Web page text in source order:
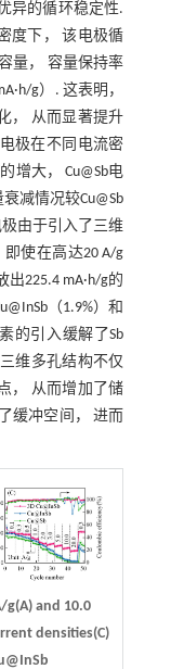
异的循环稳定性.
度下， 该电极循
量， 容量保持率
g）. 这表明，
， 从而显著提升
极在不同电流密
增大， Cu@Sb电
减情况较Cu@Sb
极由于引入了三维
使在高达20 A/g
出225.4 mA·h/g的
（1.9%）和
的引入缓解了Sb
维多孔结构不仅
， 从而增加了储
缓冲空间， 进而
g(A) and 10.0
densities(C)